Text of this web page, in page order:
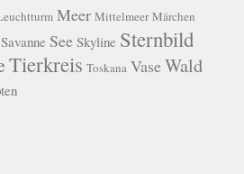
Meer Mittelmeer Märchen
Savanne See Skyline Sternbild
Tierkreis Toskana VaseWald